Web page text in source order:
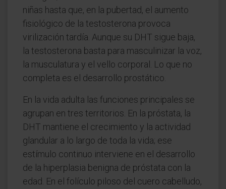
niñas hasta que, en la pubertad, el aumento
fisiológico de la testosterona provoca
virilización tardía. Aunque su DHT sigue baja,
la testosterona basta para masculinizar la voz,
la musculatura y el vello corporal. Lo que no
completa es el desarrollo prostático.
En la vida adulta las funciones principales se
agrupan en tres territorios. En la próstata, la
DHT mantiene el crecimiento y la actividad
glandular a lo largo de toda la vida; ese
estímulo continuo interviene en el desarrollo
de la hiperplasia benigna de próstata con la
edad. En el folículo piloso del cuero cabelludo,